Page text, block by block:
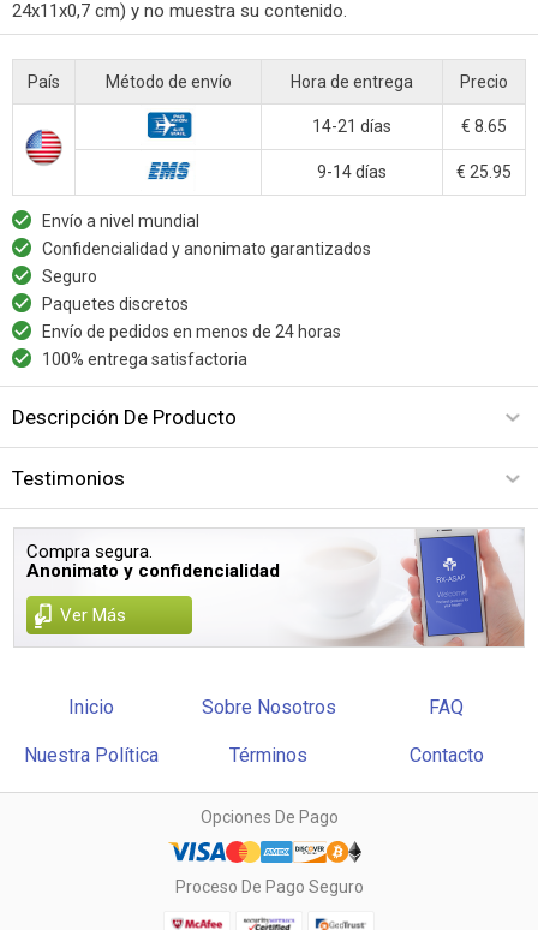
24x11x0,7 cm) y no muestra su contenido.
País Método de envío Hora de entrega Precio
14-21 días € 8.65
9-14 días € 25.95
Envío a nivel mundial
Confidencialidad y anonimato garantizados
Seguro
Paquetes discretos
Envío de pedidos en menos de 24 horas
100% entrega satisfactoria
Descripción De Producto
Testimonios
Compra segura.
Anonimato y confidencialidad
Ver Más
Inicio Sobre Nosotros FAQ
Nuestra Política Términos Contacto
Opciones De Pago
Proceso De Pago Seguro